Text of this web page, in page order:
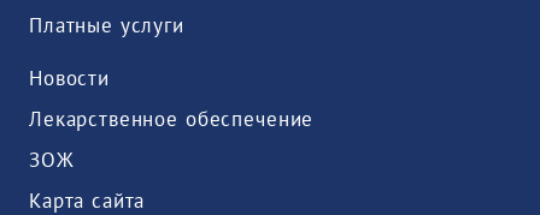
Платные услуги
Новости
Лекарственное обеспечение
ЗОЖ
Карта сайта